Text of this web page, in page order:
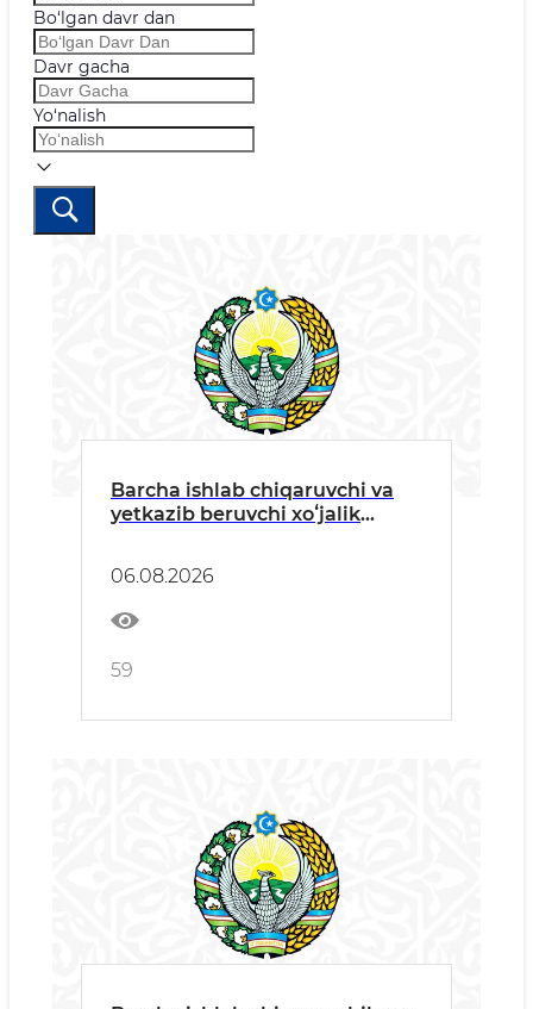
Bo‘lgan davr dan
Davr gacha
Yo‘nalish
Barcha ishlab chiqaruvchi va
yetkazib beruvchi xoʻjalik
06.08.2026
59